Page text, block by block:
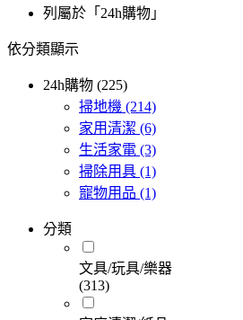
列屬於「24h購物」
依分類顯示
24h購物 (225)
掃地機 (214)
家用清潔 (6)
生活家電 (3)
掃除用具 (1)
寵物用品 (1)
分類
文具/玩具/樂器
(313)